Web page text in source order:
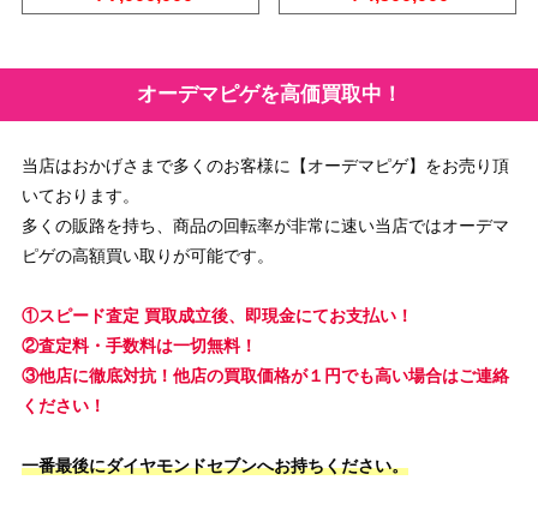
オーデマピゲを高価買取中！
当店はおかげさまで多くのお客様に【オーデマピゲ】をお売り頂
いております。
多くの販路を持ち、商品の回転率が非常に速い当店ではオーデマ
ピゲの高額買い取りが可能です。
①スピード査定 買取成立後、即現金にてお支払い！
②査定料・手数料は一切無料！
③他店に徹底対抗！他店の買取価格が１円でも高い場合はご連絡
ください！
一番最後にダイヤモンドセブンへお持ちください。